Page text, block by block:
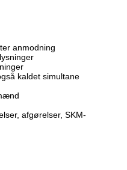
anmodning
kaldet simultane
afgørelser, SKM-